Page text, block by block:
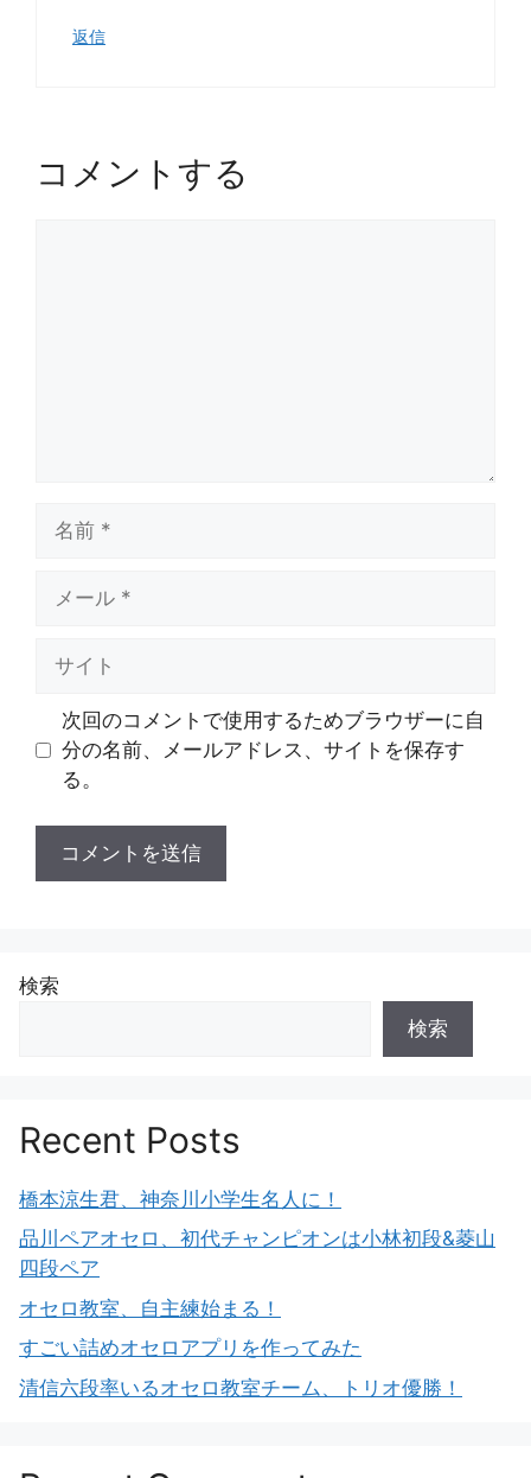
返信
コメントする
次回のコメントで使用するためブラウザーに自
分の名前、メールアドレス、サイトを保存す
る。
検索
検索
Recent Posts
橋本涼生君、神奈川小学生名人に！
品川ペアオセロ、初代チャンピオンは小林初段&菱山
四段ペア
オセロ教室、自主練始まる！
すごい詰めオセロアプリを作ってみた
清信六段率いるオセロ教室チーム、トリオ優勝！